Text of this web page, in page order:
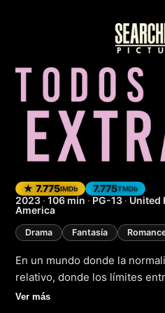
Todos
★ 7.775IMDb 7.775TMDb
2023 · 106 min · PG-13 · United
America
Drama Fantasía
En un mundo donde la
relativo, donde los límites
se entrelazan como las ramas
Ver más